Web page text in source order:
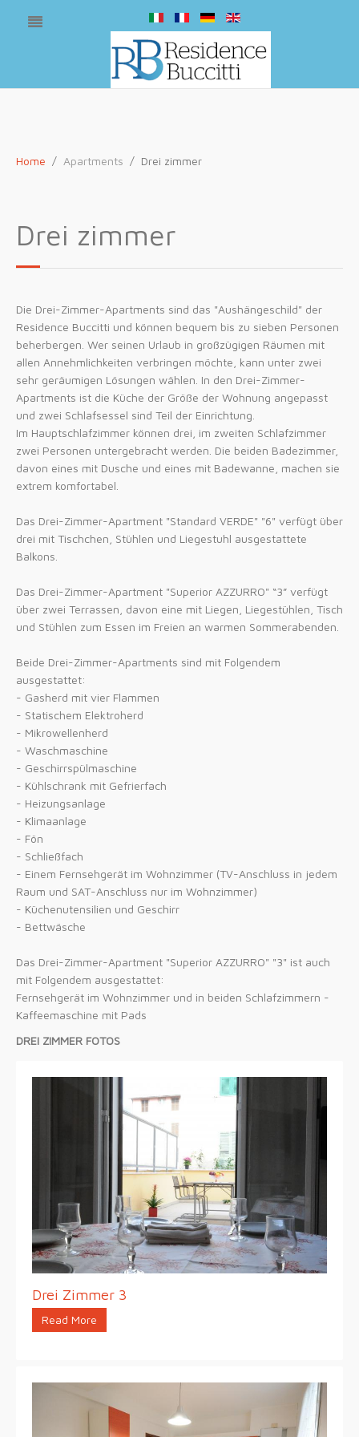
Home Apartments Drei zimmer
Drei zimmer
Die Drei-Zimmer-Apartments sind das "Aushängeschild" der
Residence Buccitti und können bequem bis zu sieben Personen
beherbergen. Wer seinen Urlaub in großzügigen Räumen mit
allen Annehmlichkeiten verbringen möchte, kann unter zwei
sehr geräumigen Lösungen wählen. In den Drei-Zimmer-
Apartments ist die Küche der Größe der Wohnung angepasst
und zwei Schlafsessel sind Teil der Einrichtung.
Im Hauptschlafzimmer können drei, im zweiten Schlafzimmer
zwei Personen untergebracht werden. Die beiden Badezimmer,
davon eines mit Dusche und eines mit Badewanne, machen sie
extrem komfortabel.
Das Drei-Zimmer-Apartment "Standard VERDE" "6" verfügt über
drei mit Tischchen, Stühlen und Liegestuhl ausgestattete
Balkons.
Das Drei-Zimmer-Apartment "Superior AZZURRO" “3” verfügt
über zwei Terrassen, davon eine mit Liegen, Liegestühlen, Tisch
und Stühlen zum Essen im Freien an warmen Sommerabenden.
Beide Drei-Zimmer-Apartments sind mit Folgendem
ausgestattet:
- Gasherd mit vier Flammen
- Statischem Elektroherd
- Mikrowellenherd
- Waschmaschine
- Geschirrspülmaschine
- Kühlschrank mit Gefrierfach
- Heizungsanlage
- Klimaanlage
- Fön
- Schließfach
- Einem Fernsehgerät im Wohnzimmer (TV-Anschluss in jedem
Raum und SAT-Anschluss nur im Wohnzimmer)
- Küchenutensilien und Geschirr
- Bettwäsche
Das Drei-Zimmer-Apartment "Superior AZZURRO" "3" ist auch
mit Folgendem ausgestattet:
Fernsehgerät im Wohnzimmer und in beiden Schlafzimmern -
Kaffeemaschine mit Pads
DREI ZIMMER FOTOS
Drei Zimmer 3
Read More